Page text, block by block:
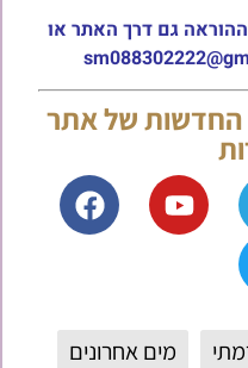
גם דרך האתר או
החדשות של אתר
מים אחרונים